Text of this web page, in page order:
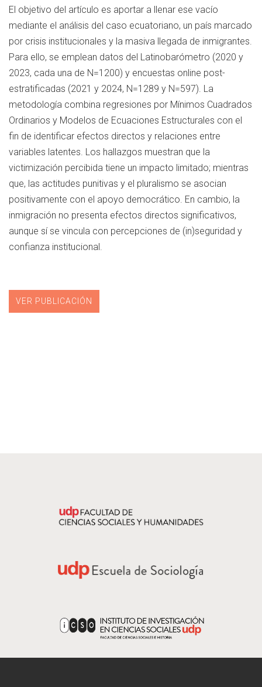
El objetivo del artículo es aportar a llenar ese vacío
mediante el análisis del caso ecuatoriano, un país marcado
por crisis institucionales y la masiva llegada de inmigrantes.
Para ello, se emplean datos del Latinobarómetro (2020 y
2023, cada una de N=1200) y encuestas online post-
estratificadas (2021 y 2024, N=1289 y N=597). La
metodología combina regresiones por Mínimos Cuadrados
Ordinarios y Modelos de Ecuaciones Estructurales con el
fin de identificar efectos directos y relaciones entre
variables latentes. Los hallazgos muestran que la
victimización percibida tiene un impacto limitado; mientras
que, las actitudes punitivas y el pluralismo se asocian
positivamente con el apoyo democrático. En cambio, la
inmigración no presenta efectos directos significativos,
aunque sí se vincula con percepciones de (in)seguridad y
confianza institucional.
VER PUBLICACIÓN